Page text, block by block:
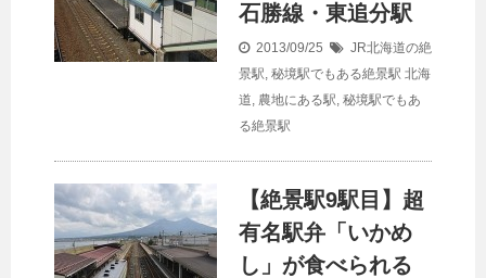
石勝線・東追分駅
2013/09/25
JR北海道の絶
景駅, 秘境駅でもある絶景駅 北海
道, 農地にある駅, 秘境駅でもあ
る絶景駅
【絶景駅9駅目】超
有名駅弁「いかめ
し」が食べられる